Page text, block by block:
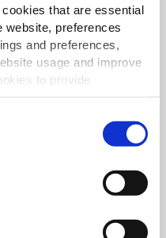
that are essential
website, preferences
and preferences,
usage and improve
to provide
consent to the use of
your preferences,
below and selecting
click on "Show details."
túto
budúce trendy,
malých jedál